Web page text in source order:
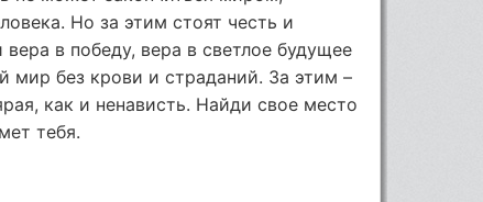
Но за этим стоят честь и
в победу, вера в светлое будущее
мир без крови и страданий. За этим –
как и ненависть. Найди свое место
тебя.